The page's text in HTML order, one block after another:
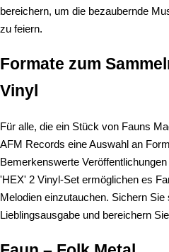
bereichern, um die bezaubernde
zu feiern.
Formate zum
Vinyl
Für alle, die ein Stück von Fauns
AFM Records eine Auswahl an
Bemerkenswerte
'HEX' 2 Vinyl-Set ermöglichen es
Melodien einzutauchen. Sichern
Lieblingsausgabe und bereichern